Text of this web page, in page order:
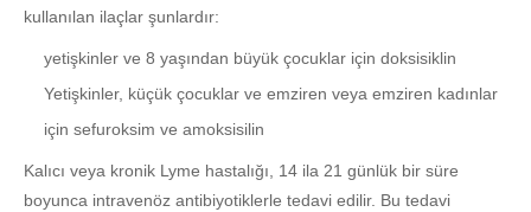
kullanılan ilaçlar şunlardır:
yetişkinler ve 8 yaşından büyük çocuklar için doksisiklin
Yetişkinler, küçük çocuklar ve emziren veya emziren kadınlar
için sefuroksim ve amoksisilin
Kalıcı veya kronik Lyme hastalığı, 14 ila 21 günlük bir süre
boyunca intravenöz antibiyotiklerle tedavi edilir. Bu tedavi